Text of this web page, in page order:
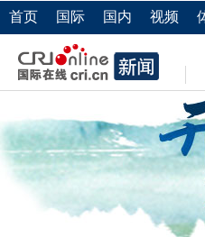
首页 国际 国内 视频